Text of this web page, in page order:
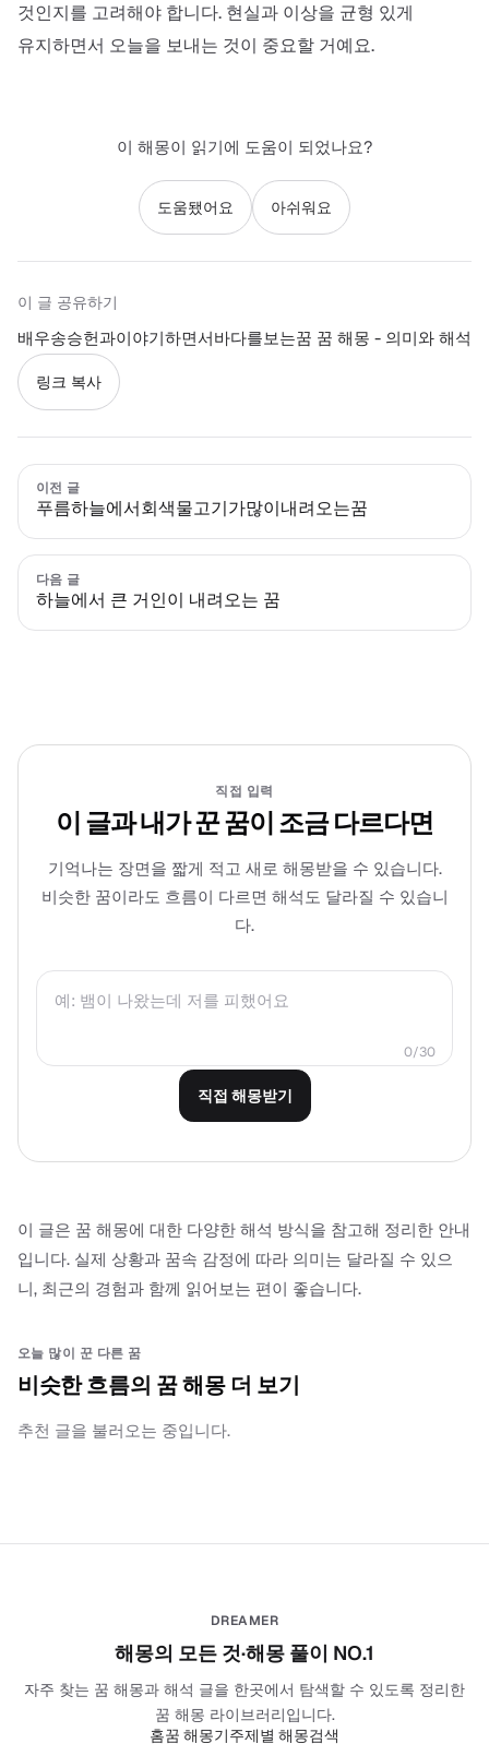
것인지를 고려해야 합니다. 현실과 이상을 균형 있게
유지하면서 오늘을 보내는 것이 중요할 거예요.
이 해몽이 읽기에 도움이 되었나요?
도움됐어요 아쉬워요
이 글 공유하기
배우송승헌과이야기하면서바다를보는꿈 꿈 해몽 - 의미와 해석
링크 복사
이전 글
푸름하늘에서회색물고기가많이내려오는꿈
다음 글
하늘에서 큰 거인이 내려오는 꿈
직접 입력
이 글과 내가 꾼 꿈이 조금 다르다면
기억나는 장면을 짧게 적고 새로 해몽받을 수 있습니다.
비슷한 꿈이라도 흐름이 다르면 해석도 달라질 수 있습니
다.
0/30
직접 해몽받기
이 글은 꿈 해몽에 대한 다양한 해석 방식을 참고해 정리한 안내
입니다. 실제 상황과 꿈속 감정에 따라 의미는 달라질 수 있으
니, 최근의 경험과 함께 읽어보는 편이 좋습니다.
오늘 많이 꾼 다른 꿈
비슷한 흐름의 꿈 해몽 더 보기
추천 글을 불러오는 중입니다.
DREAMER
해몽의 모든 것·해몽 풀이 NO.1
자주 찾는 꿈 해몽과 해석 글을 한곳에서 탐색할 수 있도록 정리한
꿈 해몽 라이브러리입니다.
홈꿈 해몽기주제별 해몽검색